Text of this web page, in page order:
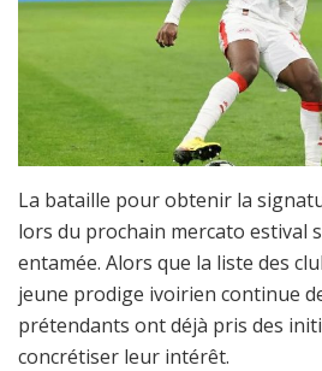
La bataille pour obtenir la
lors du prochain mercato estival
entamée. Alors que la liste des
jeune prodige ivoirien continue
prétendants ont déjà pris des
concrétiser leur intérêt.